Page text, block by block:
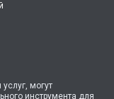
могут
инструмента для